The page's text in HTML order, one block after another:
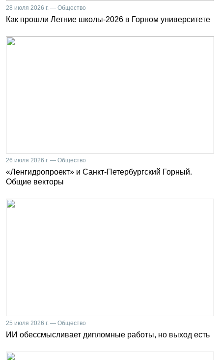
28 июля 2026 г. — Общество
Как прошли Летние школы-2026 в Горном университете
26 июля 2026 г. — Общество
«Ленгидропроект» и Санкт-Петербургский Горный.
Общие векторы
25 июля 2026 г. — Общество
ИИ обессмысливает дипломные работы, но выход есть